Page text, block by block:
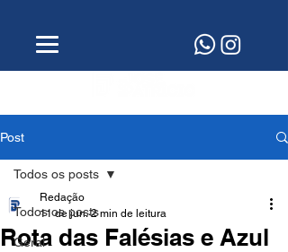
Post
Todos os posts
Geral
Todos os posts
Rota das Falésias e Azul
Redação
11 de jun. 2 min de leitura